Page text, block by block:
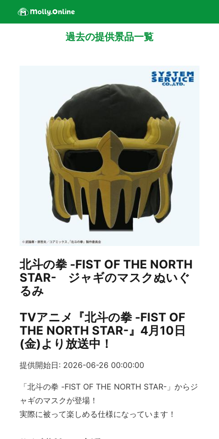
過去の提供景品一覧
北斗の拳 -FIST OF THE NORTH
STAR- ジャギのマスクぬいぐ
るみ
TVアニメ『北斗の拳 -FIST OF
THE NORTH STAR-』4月10日
(金)より放送中！
提供開始日: 2026-06-26 00:00:00
「北斗の拳 -FIST OF THE NORTH STAR-」からジ
ャギのマスクが登場！
実際に被って楽しめる仕様になっています！